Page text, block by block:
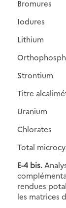
Bromures
Iodures
Lithium
Strontium
Titre
Uranium
Chlorates
Total
E-4 bis.
rendues
les matrices